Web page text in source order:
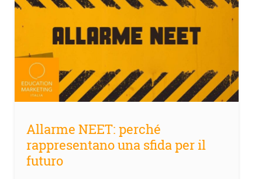
Allarme NEET: perché
rappresentano una sfida per il
futuro